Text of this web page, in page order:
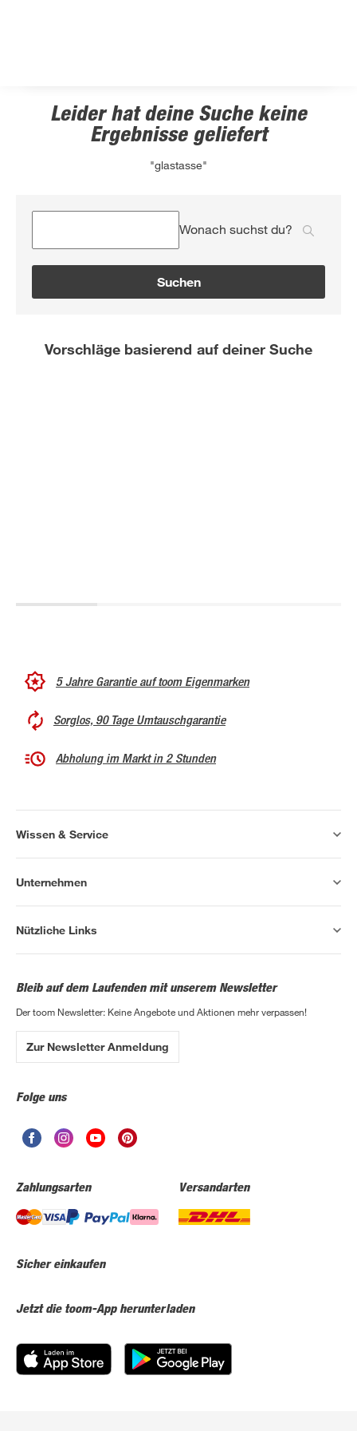
Leider hat deine Suche keine
Ergebnisse geliefert
"glastasse"
Wonach suchst du?
Suchen
Vorschläge basierend auf deiner Suche
5 Jahre Garantie auf toom Eigenmarken
Sorglos, 90 Tage Umtauschgarantie
Abholung im Markt in 2 Stunden
Wissen & Service
Unternehmen
Nützliche Links
Bleib auf dem Laufenden mit unserem Newsletter
Der toom Newsletter: Keine Angebote und Aktionen mehr verpassen!
Zur Newsletter Anmeldung
Folge uns
Zahlungsarten Versandarten
Sicher einkaufen
Jetzt die toom-App herunterladen